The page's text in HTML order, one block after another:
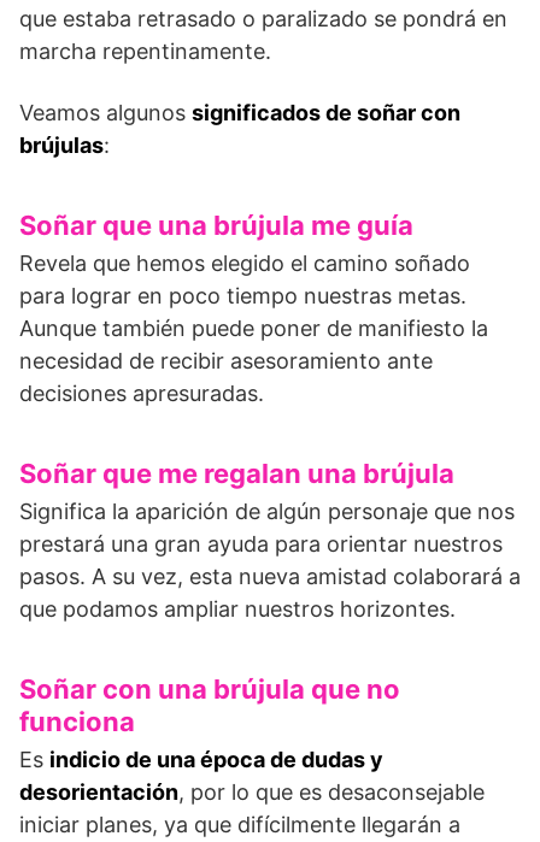
que estaba retrasado o paralizado se pondrá en
marcha repentinamente.
Veamos algunos significados de soñar con
brújulas:
Soñar que una brújula me guía
Revela que hemos elegido el camino soñado
para lograr en poco tiempo nuestras metas.
Aunque también puede poner de manifiesto la
necesidad de recibir asesoramiento ante
decisiones apresuradas.
Soñar que me regalan una brújula
Significa la aparición de algún personaje que nos
prestará una gran ayuda para orientar nuestros
pasos. A su vez, esta nueva amistad colaborará a
que podamos ampliar nuestros horizontes.
Soñar con una brújula que no
funciona
Es indicio de una época de dudas y
desorientación, por lo que es desaconsejable
iniciar planes, ya que difícilmente llegarán a